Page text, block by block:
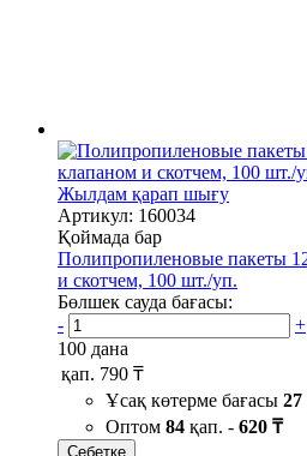
Жылдам қарап шығу
Артикул: 160034
Қоймада бар
Полипропиленовые пакеты
и скотчем, 100 шт./уп.
Бөлшек сауда бағасы:
-
+
100 дана
қап. 790 ₸
Ұсақ көтерме бағасы 27
Оптом 84 қап. - 620 ₸
Себетке